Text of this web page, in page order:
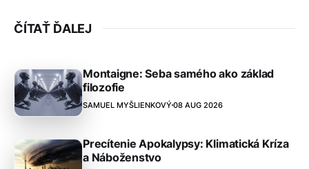
ČÍTAŤ ĎALEJ
Montaigne: Seba samého ako základ
filozofie
SAMUEL MYŠLIENKOVÝ 08 AUG 2026
Precítenie Apokalypsy: Klimatická Kríza
a Náboženstvo